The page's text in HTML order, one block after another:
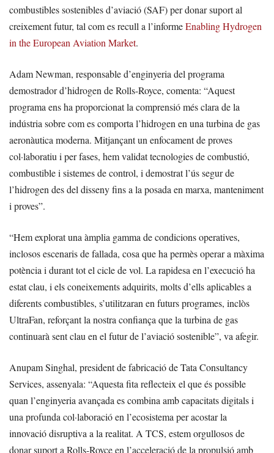
combustibles sostenibles d’aviació (SAF) per donar suport al
creixement futur, tal com es recull a l’informeEnabling Hydrogen
in the European Aviation Market.
Adam Newman, responsable d’enginyeria del programa
demostrador d’hidrogen de Rolls-Royce, comenta: “Aquest
programa ens ha proporcionat la comprensió més clara de la
indústria sobre com es comporta l’hidrogen en una turbina de gas
aeronàutica moderna. Mitjançant un enfocament de proves
col·laboratiu i per fases, hem validat tecnologies de combustió,
combustible i sistemes de control, i demostrat l’ús segur de
l’hidrogen des del disseny fins a la posada en marxa, manteniment
i proves”.
“Hem explorat una àmplia gamma de condicions operatives,
inclosos escenaris de fallada, cosa que ha permès operar a màxima
potència i durant tot el cicle de vol. La rapidesa en l’execució ha
estat clau, i els coneixements adquirits, molts d’ells aplicables a
diferents combustibles, s’utilitzaran en futurs programes, inclòs
UltraFan, reforçant la nostra confiança que la turbina de gas
continuarà sent clau en el futur de l’aviació sostenible”, va afegir.
Anupam Singhal, president de fabricació de Tata Consultancy
Services, assenyala: “Aquesta fita reflecteix el que és possible
quan l’enginyeria avançada es combina amb capacitats digitals i
una profunda col·laboració en l’ecosistema per acostar la
innovació disruptiva a la realitat. A TCS, estem orgullosos de
donar suport a Rolls-Royce en l’acceleració de la propulsió amb